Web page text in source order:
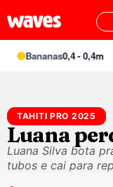
Bananas0,4 - 0,4m
TAHITI PRO 2025
Luana
Luana Silva bota
tubos e cai para